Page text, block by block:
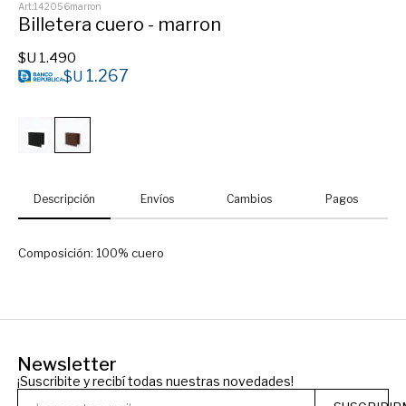
142056marron
Billetera cuero - marron
$U 1.490
$U 1.267
Descripción Envíos Cambios Pagos
Composición: 100% cuero
Newsletter
¡Suscribite y recibí todas nuestras novedades!